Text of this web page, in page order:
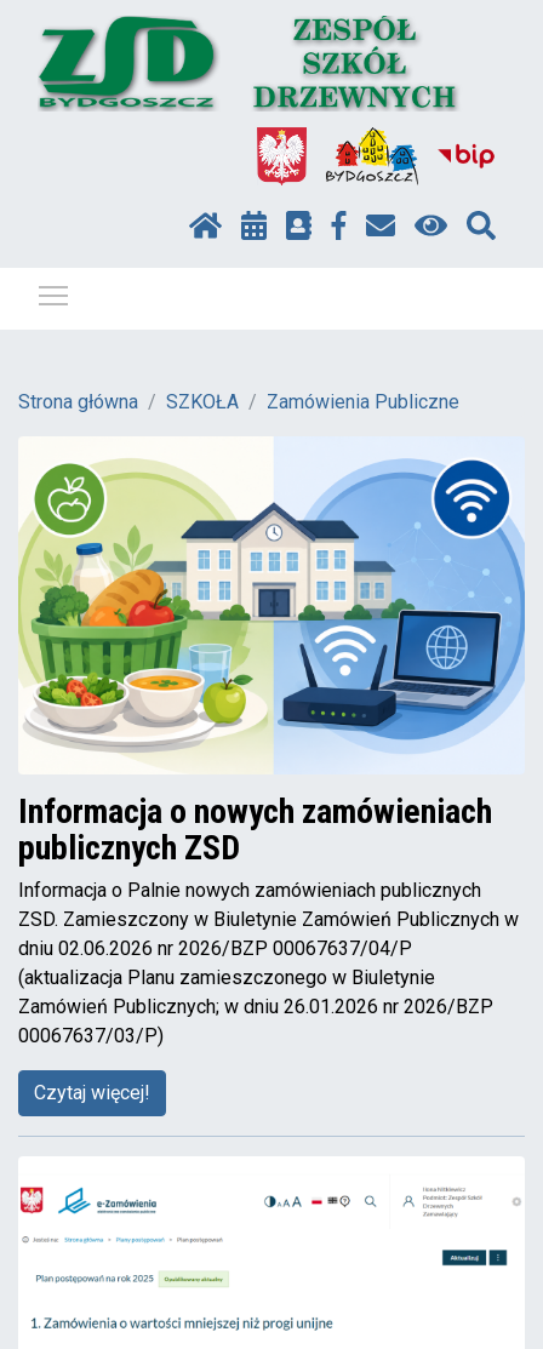
Strona główna SZKOŁA Zamówienia Publiczne
Informacja o nowych zamówieniach
publicznych ZSD
Informacja o Palnie nowych zamówieniach publicznych
ZSD. Zamieszczony w Biuletynie Zamówień Publicznych w
dniu 02.06.2026 nr 2026/BZP 00067637/04/P
(aktualizacja Planu zamieszczonego w Biuletynie
Zamówień Publicznych; w dniu 26.01.2026 nr 2026/BZP
00067637/03/P)
Czytaj więcej!